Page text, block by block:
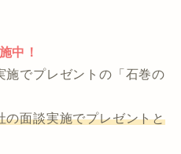
料のサービスです。
石巻の美味しいお肉」が